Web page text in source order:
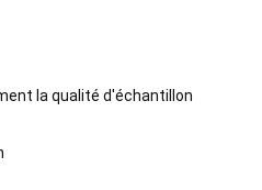
la qualité d'échantillon